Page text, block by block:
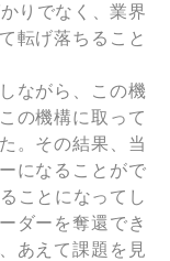
りでなく、業界
転げ落ちること
ながら、この機
の機構に取って
。その結果、当
になることがで
ことになってし
ダーを奪還でき
あえて課題を見